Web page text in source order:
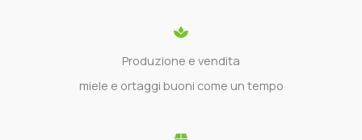
Produzione e vendita
miele e ortaggi buoni come un tempo